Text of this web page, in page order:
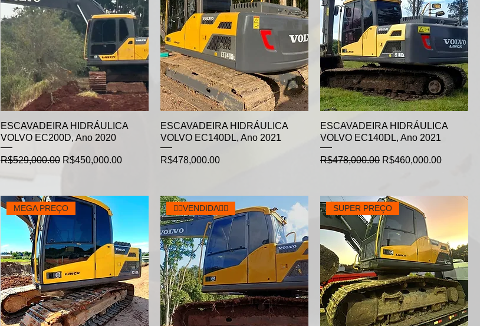
ESCAVADEIRA HIDRÁULICA
VOLVO EC200D, Ano 2020
Regular Price
R$529,000.00 Sale Price
R$450,000.00
ESCAVADEIRA HIDRÁULICA
VOLVO EC140DL, Ano 2021
Price
R$478,000.00
ESCAVADEIRA HIDRÁULICA
VOLVO EC140DL, Ano 2021
Regular Price
R$478,000.00 Sale Price
R$460,000.00
MEGA PREÇO 👉🏻VENDIDA👈🏻 SUPER PREÇO